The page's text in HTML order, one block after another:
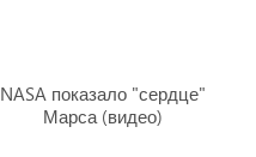
NASA показало "сердце"
Марса (видео)